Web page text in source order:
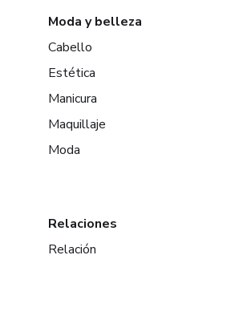
Moda y belleza
Cabello
Estética
Manicura
Maquillaje
Moda
Relaciones
Relación